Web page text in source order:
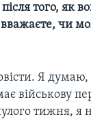
того, як
чи
Я
військову
тижня, я